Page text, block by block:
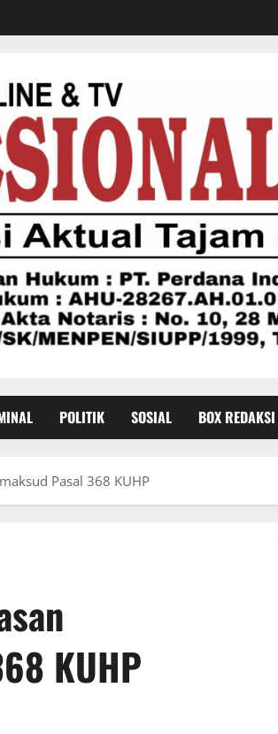
POLITIK SOSIAL BOX REDAKSI
Pasal 368 KUHP
KUHP